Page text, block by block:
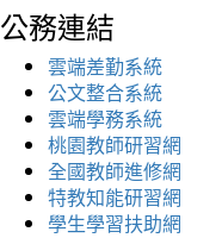
公務連結
雲端差勤系統
公文整合系統
雲端學務系統
桃園教師研習網
全國教師進修網
特教知能研習網
學生學習扶助網